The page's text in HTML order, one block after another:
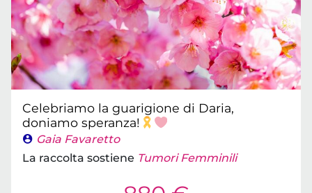
Celebriamo la guarigione di Daria,
doniamo speranza!
Gaia Favaretto
La raccolta sostiene Tumori Femminili